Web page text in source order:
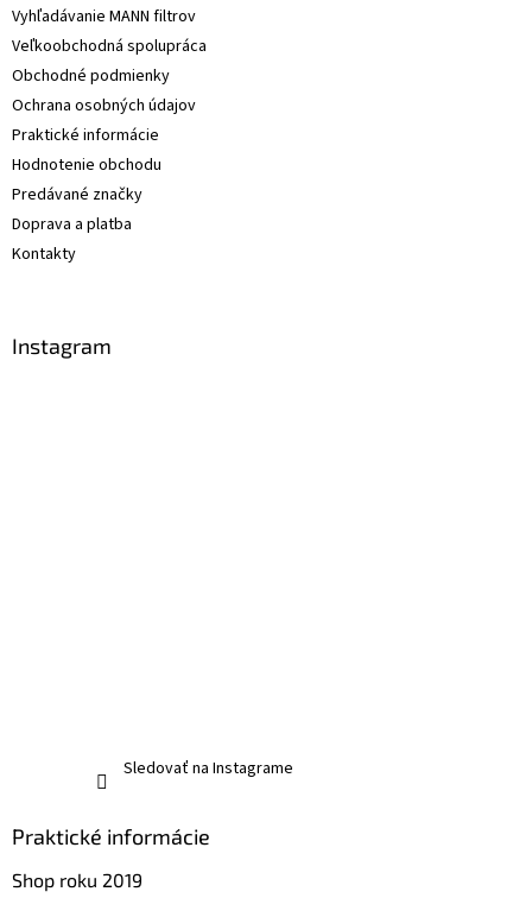
Vyhľadávanie MANN filtrov
Veľkoobchodná spolupráca
Obchodné podmienky
Ochrana osobných údajov
Praktické informácie
Hodnotenie obchodu
Predávané značky
Doprava a platba
Kontakty
Instagram
Sledovať na Instagrame
Praktické informácie
Shop roku 2019